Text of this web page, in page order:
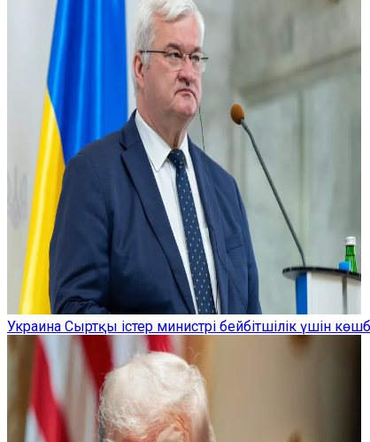
Украина Сыртқы істер министрі бейбітшілік үшін